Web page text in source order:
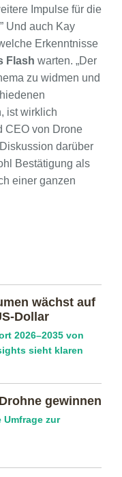
Impulse für die
Und auch Kay
Erkenntnisse
Flash warten. „Der
zu widmen und
ist wirklich
CEO von Drone
darüber
Bestätigung als
einer ganzen
wächst auf
Dollar
2026–2035 von
sieht klaren
gewinnen
zur